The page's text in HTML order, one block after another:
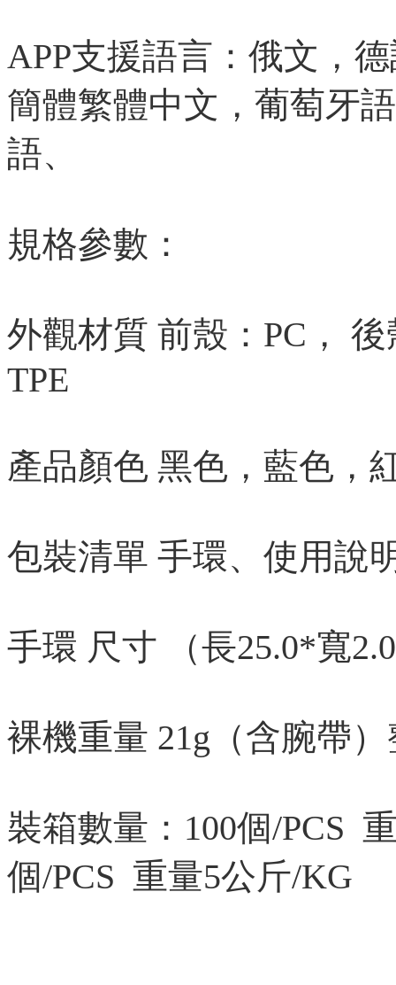
APP支援語言：俄文，
簡體繁體中文，葡萄牙
語、
規格參數：
外觀材質 前殼：PC，
TPE
產品顏色 黑色，藍色，
包裝清單 手環、使用說
手環 尺寸 （長25.0*寬
裸機重量 21g（含腕帶）
裝箱數量：100個/PCS
個/PCS 重量5公斤/KG